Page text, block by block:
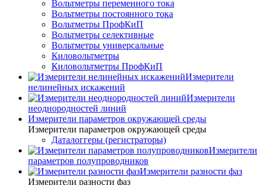
Вольтметры переменного тока
Вольтметры постоянного тока
Вольтметры ПрофКиП
Вольтметры селективные
Вольтметры универсальные
Киловольтметры
Киловольтметры ПрофКиП
Измерители
нелинейных искажений
Измерители
неоднородностей линий
Измерители параметров окружающей среды
Измерители параметров окружающей среды
Даталоггеры (регистраторы)
Измерители
параметров полупроводников
Измерители разности фаз
Измерители разности фаз